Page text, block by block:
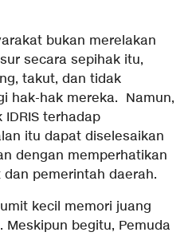
bukan merelakan
secara sepihak itu,
takut, dan tidak
hak-hak mereka. Namun,
terhadap
itu dapat diselesaikan
dengan memperhatikan
pemerintah daerah.
kecil memori juang
Meskipun begitu, Pemuda